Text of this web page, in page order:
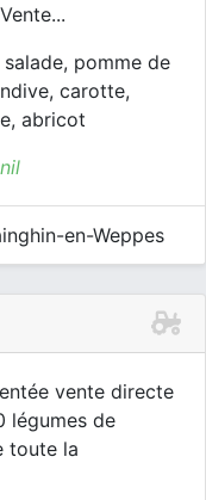
pomme de
carotte,
abricot
en-Weppes
vente directe
légumes de
toute la